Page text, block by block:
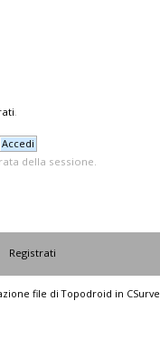
.
della sessione.
Registrati
file di Topodroid in